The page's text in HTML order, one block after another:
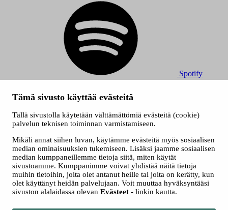
Tämä sivusto käyttää evästeitä
Tällä sivustolla käytetään välttämättömiä evästeitä (cookie)
palvelun teknisen toiminnan varmistamiseen.
Mikäli annat siihen luvan, käytämme evästeitä myös sosiaalisen
median ominaisuuksien tukemiseen. Lisäksi jaamme sosiaalisen
median kumppaneillemme tietoja siitä, miten käytät
sivustoamme. Kumppanimme voivat yhdistää näitä tietoja
muihin tietoihin, joita olet antanut heille tai joita on kerätty, kun
olet käyttänyt heidän palvelujaan. Voit muuttaa hyväksyntääsi
sivuston alalaidassa olevan Evästeet - linkin kautta.
Spotify
Kaikki oikeudet muutoksiin pidätetään.
Saavutettavuusseloste
Tietosuojaselosteet